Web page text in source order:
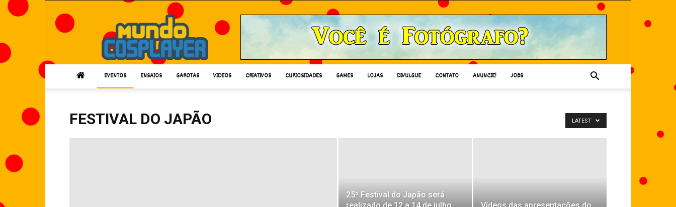
Cosplayer
EVENTOS ENSAIOS GAROTAS VIDEOS CRIATIVOS CURIOSIDADES GAMES LOJAS DIVULGUE CONTATO ANUNCIE! JOBS
FESTIVAL DO JAPÃO LATEST
25º Festival do Japão será